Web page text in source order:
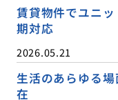
賃貸物件でユニ
期対応
2026.05.21
生活のあらゆる
在